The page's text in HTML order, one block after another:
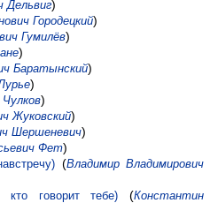
Дельвиг)
Городецкий)
Гумилёв)
)
Баратынский)
)
Чулков)
Жуковский)
Шершеневич)
Фет)
(Владимир Владимирович
говорит тебе) (Константин